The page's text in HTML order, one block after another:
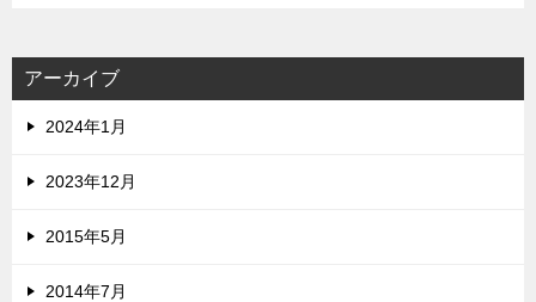
アーカイブ
2024年1月
2023年12月
2015年5月
2014年7月